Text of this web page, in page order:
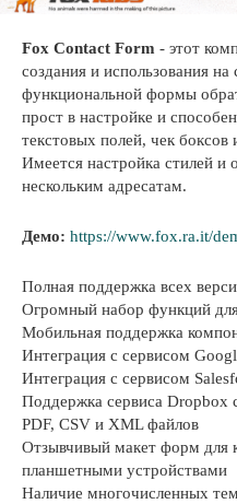
Fox Contact Form - этот
создания и использования
функциональной формы
прост в настройке и
текстовых полей, чек
Имеется настройка стилей и
нескольким адресатам.
Демо: https://www.fox.ra.it/
Полная поддержка всех
Огромный набор функций
Мобильная поддержка
Интеграция с сервисом
Интеграция с сервисом
Поддержка сервиса Dropbox
PDF, CSV и XML файлов
Отзывчивый макет форм для
планшетными устройствами
Наличие многочисленных